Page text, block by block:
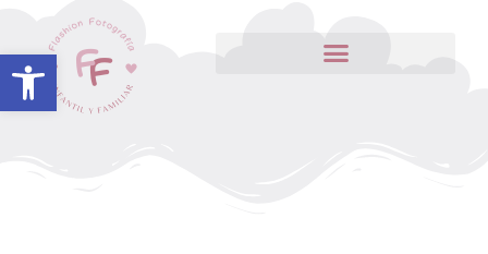
Abrir barra de herramientas